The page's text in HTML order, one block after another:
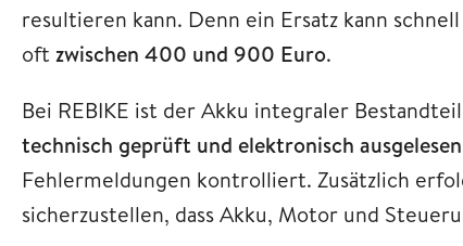
resultieren kann. Denn ein Ersatz kann
oft zwischen 400 und 900 Euro.
Bei REBIKE ist der Akku integraler
technisch geprüft und elektronisch ausgelesen
Fehlermeldungen kontrolliert. Zusätzlich
sicherzustellen, dass Akku, Motor und